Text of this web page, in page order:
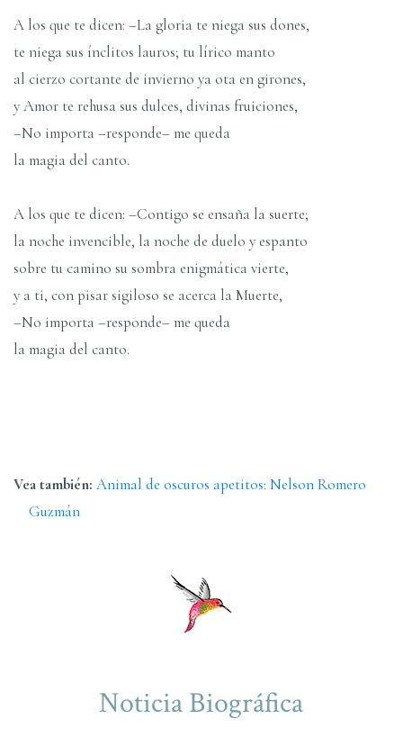
A los que te dicen: –La gloria te niega sus dones,
te niega sus ínclitos lauros; tu lírico manto
al cierzo cortante de invierno ya ota en girones,
y Amor te rehusa sus dulces, divinas fruiciones,
–No importa –responde– me queda
la magia del canto.
A los que te dicen: –Contigo se ensaña la suerte;
la noche invencible, la noche de duelo y espanto
sobre tu camino su sombra enigmática vierte,
y a ti, con pisar sigiloso se acerca la Muerte,
–No importa –responde– me queda
la magia del canto.
Vea también: Animal de oscuros apetitos: Nelson Romero
Guzmán
Noticia Biográfica